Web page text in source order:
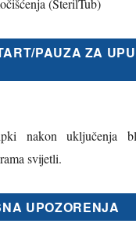
(SterilTub)
PAUZA ZA
nakon uključenja
svijetli.
UPOZORENJA